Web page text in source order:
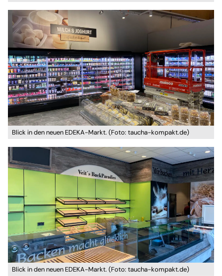
Blick in den neuen EDEKA-Markt. (Foto: taucha-kompakt.de)
Blick in den neuen EDEKA-Markt. (Foto: taucha-kompakt.de)